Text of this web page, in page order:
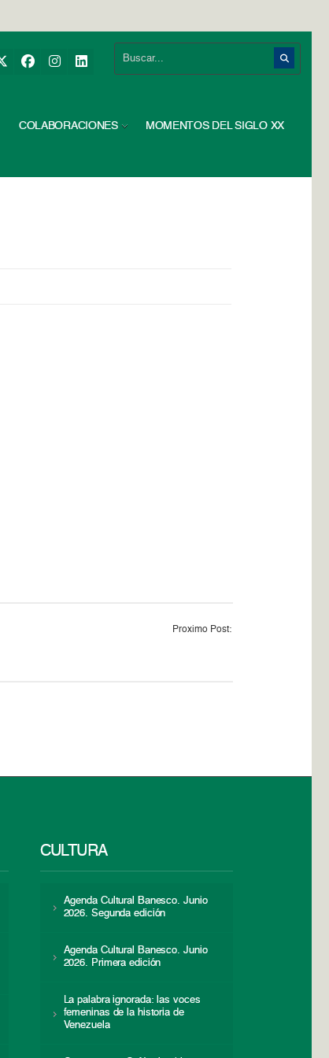
COLABORACIONES MOMENTOS DEL SIGLO XX
Proximo Post:
CULTURA
Agenda Cultural Banesco. Junio
2026. Segunda edición
Agenda Cultural Banesco. Junio
2026. Primera edición
La palabra ignorada: las voces
femeninas de la historia de
Venezuela